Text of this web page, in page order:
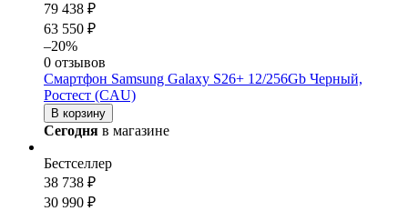
79 438 ₽
63 550 ₽
–20%
0 отзывов
Смартфон Samsung Galaxy S26+ 12/256Gb Черный,
Ростест (CAU)
В корзину
Сегодня в магазине
Бестселлер
38 738 ₽
30 990 ₽